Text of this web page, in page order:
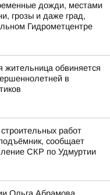
дожди, местами
грозы и даже град,
Гидрометцентре
жительница обвиняется
в
работ
сообщает
СКР по Удмуртии